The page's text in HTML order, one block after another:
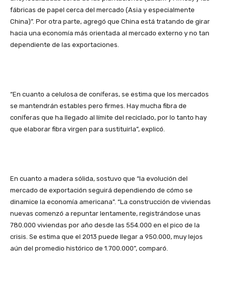
fábricas de papel cerca del mercado (Asia y especialmente
China)”. Por otra parte, agregó que China está tratando de girar
hacia una economía más orientada al mercado externo y no tan
dependiente de las exportaciones.
“En cuanto a celulosa de coníferas, se estima que los mercados
se mantendrán estables pero firmes. Hay mucha fibra de
coníferas que ha llegado al límite del reciclado, por lo tanto hay
que elaborar fibra virgen para sustituirla”, explicó.
En cuanto a madera sólida, sostuvo que “la evolución del
mercado de exportación seguirá dependiendo de cómo se
dinamice la economía americana”. “La construcción de viviendas
nuevas comenzó a repuntar lentamente, registrándose unas
780.000 viviendas por año desde las 554.000 en el pico de la
crisis. Se estima que el 2013 puede llegar a 950.000, muy lejos
aún del promedio histórico de 1.700.000”, comparó.